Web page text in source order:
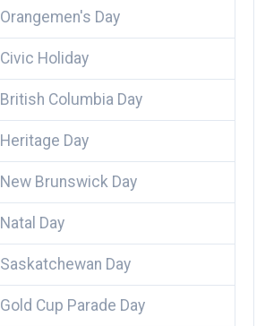
Orangemen's Day
Civic Holiday
British Columbia Day
Heritage Day
New Brunswick Day
Natal Day
Saskatchewan Day
Gold Cup Parade Day